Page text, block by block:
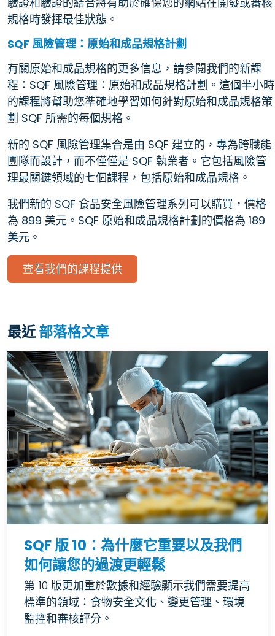
規格時發揮最佳狀態。
SQF 風險管理：原始和成品規格計劃
有關原始和成品規格的更多信息，請參閱我們的新課
程：SQF 風險管理：原始和成品規格計劃。這個半小時
的課程將幫助您準確地學習如何針對原始和成品規格策
劃 SQF 所需的每個規格。
新的 SQF 風險管理集合是由 SQF 建立的，專為跨職能
團隊而設計，而不僅僅是 SQF 執業者。它包括風險管
理最關鍵領域的七個課程，包括原始和成品規格。
我們新的 SQF 食品安全風險管理系列可以購買，價格
為 899 美元。SQF 原始和成品規格計劃的價格為 189
美元。
查看我們的課程提供
最近部落格文章
SQF 版 10：為什麼它重要以及我們
如何讓您的過渡更輕鬆
第 10 版更加重於數據和經驗顯示我們需要提高
標準的領域：食物安全文化、變更管理、環境
監控和審核評分。